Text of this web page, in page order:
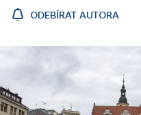
ODEBÍRAT AUTORA